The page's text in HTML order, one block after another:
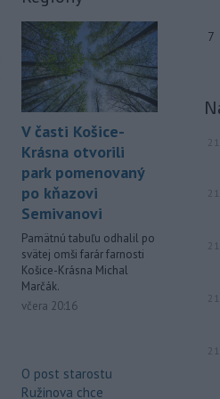
V časti Košice-
Krásna otvorili
park pomenovaný
po kňazovi
Semivanovi
Pamätnú tabuľu odhalil po
svätej omši farár farnosti
Košice-Krásna Michal
Marčák.
včera 20:16
O post starostu
Ružinova chce
7